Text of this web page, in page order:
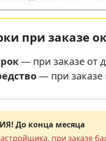
при заказе
— при заказе от
— при заказе
До конца месяца
при заказе